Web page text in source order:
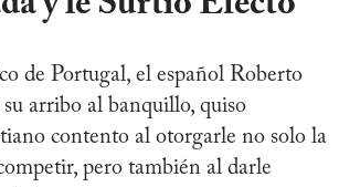
de Portugal, el español Roberto
arribo al banquillo, quiso
contento al otorgarle no solo la
pero también al darle